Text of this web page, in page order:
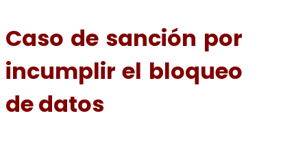
Caso de sanción por
incumplir el bloqueo
de datos